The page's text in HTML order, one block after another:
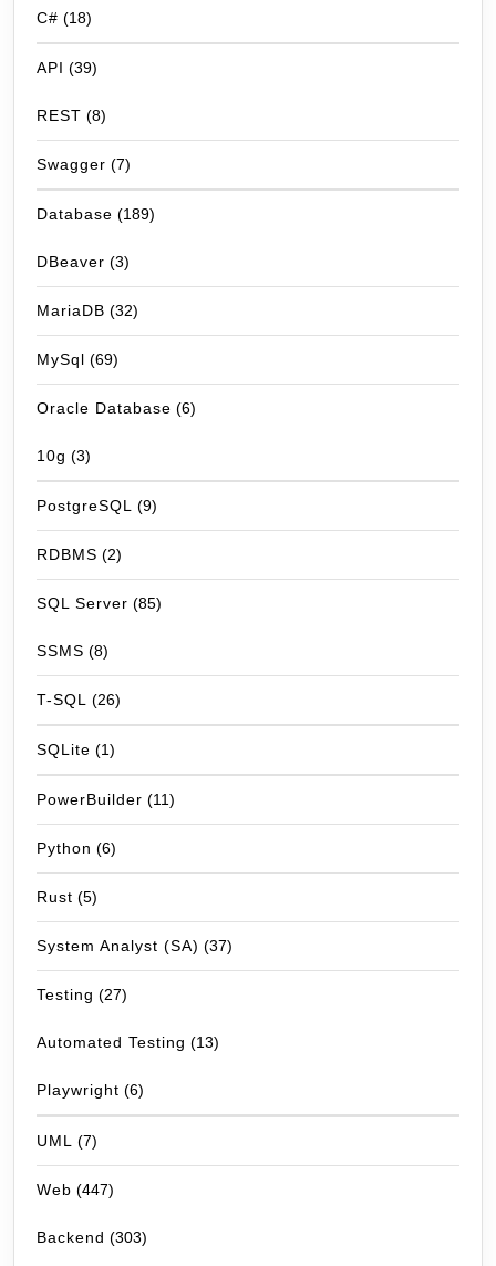
C# (18)
API (39)
REST (8)
Swagger (7)
Database (189)
DBeaver (3)
MariaDB (32)
MySql (69)
Oracle Database (6)
10g (3)
PostgreSQL (9)
RDBMS (2)
SQL Server (85)
SSMS (8)
T-SQL (26)
SQLite (1)
PowerBuilder (11)
Python (6)
Rust (5)
System Analyst (SA) (37)
Testing (27)
Automated Testing (13)
Playwright (6)
UML (7)
Web (447)
Backend (303)